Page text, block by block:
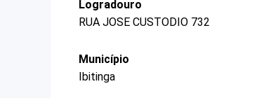
Logradouro
RUA JOSE CUSTODIO 732
Município
Ibitinga